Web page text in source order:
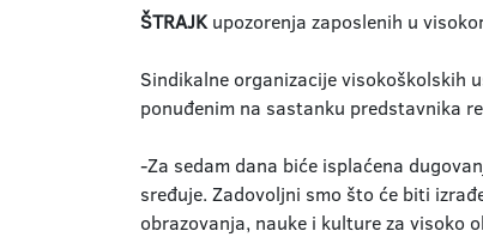
ŠTRAJKupozorenja zaposlenih u
Sindikalne organizacije visokoškolskih
ponuđenim na sastanku predstavnika
-Za sedam dana biće isplaćena
sređuje. Zadovoljni smo što će biti
obrazovanja, nauke i kulture za visoko